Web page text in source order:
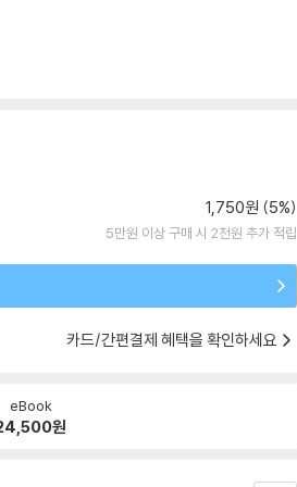
1,750원 (5%)
5만원 이상 구매 시 2천원 추가 적립
카드/간편결제 혜택을 확인하세요
eBook
원